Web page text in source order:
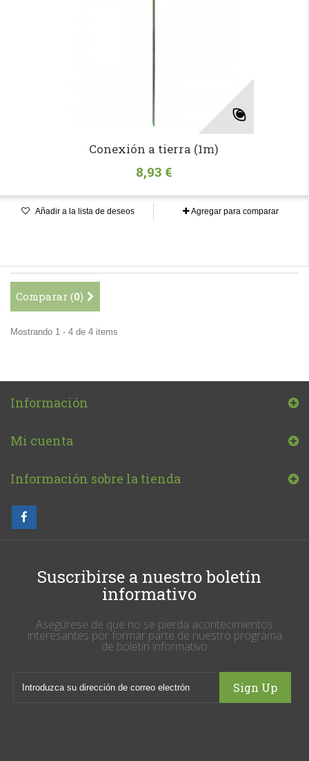
Conexión a tierra (1m)
8,93 €
Añadir a la lista de deseos Agregar para comparar
Comparar (0)
Mostrando 1 - 4 de 4 items
Información
Mi cuenta
Información sobre la tienda
Suscribirse a nuestro boletín
informativo
Asegúrese de que no se pierda acontecimientos
interesantes por formar parte de nuestro programa
de boletín informativo